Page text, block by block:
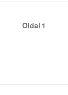
Oldal 1